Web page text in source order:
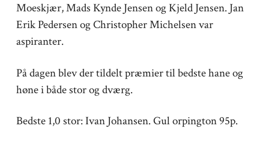
Moeskjær, Mads Kynde Jensen og Kjeld Jensen. Jan
Erik Pedersen og Christopher Michelsen var
aspiranter.
På dagen blev der tildelt præmier til bedste hane og
høne i både stor og dværg.
Bedste 1,0 stor: Ivan Johansen. Gul orpington 95p.